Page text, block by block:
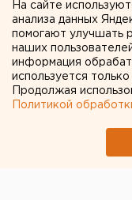
ПОЛУЧИЛ
ПИСЬМО
РФ
ЕКАТЕРИНБУРГ.
президента РФ
На сайте
анализа данных
помогают улучшать
наших
информация
используется только
Продолжая
Политикой